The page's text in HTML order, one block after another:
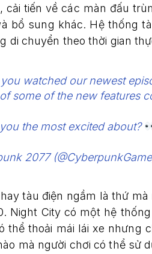
cải tiến về các màn đấu
bổ sung khác. Hệ thống
di chuyển theo thời gian
watched our newest
some of the new features
the most excited about?
2077
tàu điện ngầm là thứ
Night City có một hệ
thể thoải mái lái xe nhưng
mà người chơi có thể sử